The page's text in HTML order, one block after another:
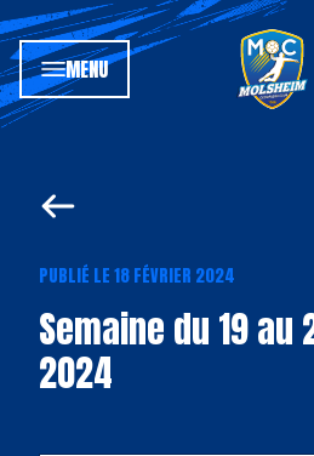
MENU
PUBLIÉ LE 18 FÉVRIER 2024
Semaine du 19 au
2024